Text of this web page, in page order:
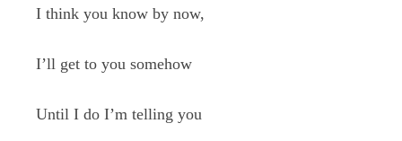
I think you know by now,
I’ll get to you somehow
Until I do I’m telling you